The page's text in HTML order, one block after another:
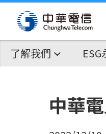
了解我們 ESG
中華